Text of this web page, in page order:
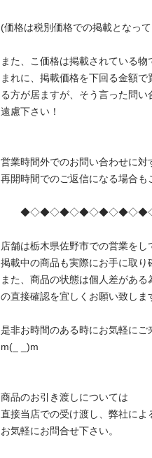
(価格は税別価格での掲載となっ
また、こ価格は掲載されている物
まれに、掲載価格を下回る金額
る方が居ますが、そう言った問
遠慮下さい！
営業時間外でのお問い合わせに
再開時間でのご返信になる場合も
店舗は栃木県佐野市での営業をし
掲載中の商品も実際にお手に取り
また、商品の状態は個人差があ
の直接確認を宜しくお願い致しま
是非お時間のある時にお気軽にご
m(_ _)m
商品のお引き渡しについては
直接当店での受け渡し、弊社によ
お気軽にお問合せ下さい。